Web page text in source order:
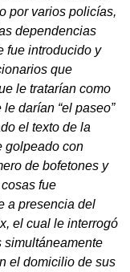
por varios policías,
dependencias
fue introducido y
que
le tratarían como
darían “el paseo”
el texto de la
golpeado con
de bofetones y
fue
a presencia del
el cual le interrogó
simultáneamente
el domicilio de sus